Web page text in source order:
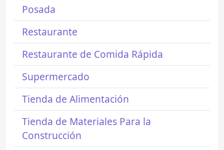
Posada
Restaurante
Restaurante de Comida Rápida
Supermercado
Tienda de Alimentación
Tienda de Materiales Para la
Construcción